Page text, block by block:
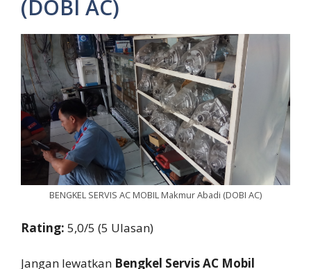
(DOBI AC)
BENGKEL SERVIS AC MOBIL Makmur Abadi (DOBI AC)
Rating: 5,0/5 (5 Ulasan)
Jangan lewatkan Bengkel Servis AC Mobil